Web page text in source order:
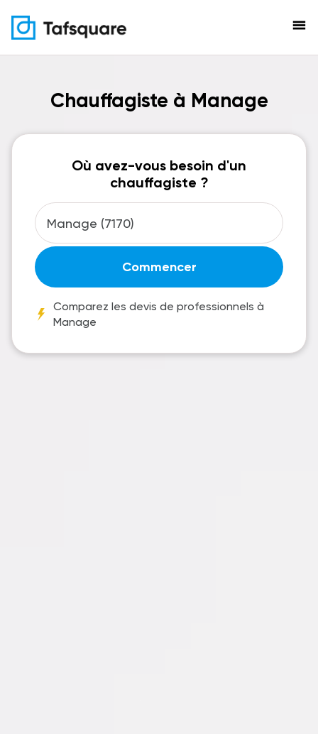
menu
Chauffagiste à Manage
Où avez-vous besoin d'un
chauffagiste ?
Commencer
Comparez les devis de professionnels à
Manage